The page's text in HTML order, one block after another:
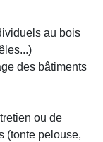
au bois
des bâtiments
ou de
(tonte pelouse,